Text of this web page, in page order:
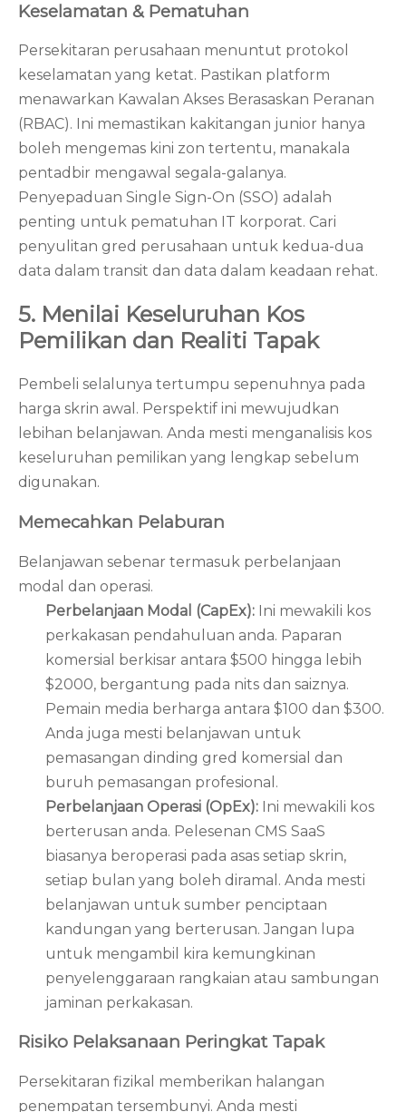
Keselamatan & Pematuhan
Persekitaran perusahaan menuntut protokol
keselamatan yang ketat. Pastikan platform
menawarkan Kawalan Akses Berasaskan Peranan
(RBAC). Ini memastikan kakitangan junior hanya
boleh mengemas kini zon tertentu, manakala
pentadbir mengawal segala-galanya.
Penyepaduan Single Sign-On (SSO) adalah
penting untuk pematuhan IT korporat. Cari
penyulitan gred perusahaan untuk kedua-dua
data dalam transit dan data dalam keadaan rehat.
5. Menilai Keseluruhan Kos
Pemilikan dan Realiti Tapak
Pembeli selalunya tertumpu sepenuhnya pada
harga skrin awal. Perspektif ini mewujudkan
lebihan belanjawan. Anda mesti menganalisis kos
keseluruhan pemilikan yang lengkap sebelum
digunakan.
Memecahkan Pelaburan
Belanjawan sebenar termasuk perbelanjaan
modal dan operasi.
Perbelanjaan Modal (CapEx): Ini mewakili kos
perkakasan pendahuluan anda. Paparan
komersial berkisar antara $500 hingga lebih
$2000, bergantung pada nits dan saiznya.
Pemain media berharga antara $100 dan $300.
Anda juga mesti belanjawan untuk
pemasangan dinding gred komersial dan
buruh pemasangan profesional.
Perbelanjaan Operasi (OpEx): Ini mewakili kos
berterusan anda. Pelesenan CMS SaaS
biasanya beroperasi pada asas setiap skrin,
setiap bulan yang boleh diramal. Anda mesti
belanjawan untuk sumber penciptaan
kandungan yang berterusan. Jangan lupa
untuk mengambil kira kemungkinan
penyelenggaraan rangkaian atau sambungan
jaminan perkakasan.
Risiko Pelaksanaan Peringkat Tapak
Persekitaran fizikal memberikan halangan
penempatan tersembunyi. Anda mesti